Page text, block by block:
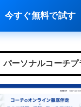
今すぐ無料で試す
パーソナルコーチプ